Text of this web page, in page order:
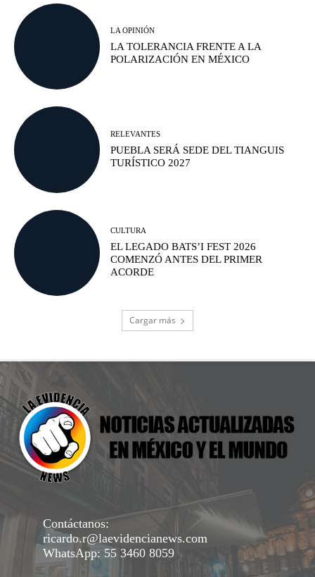
LA OPINIÓN
LA TOLERANCIA FRENTE A LA
POLARIZACIÓN EN MÉXICO
RELEVANTES
PUEBLA SERÁ SEDE DEL TIANGUIS
TURÍSTICO 2027
CULTURA
EL LEGADO BATS’I FEST 2026
COMENZÓ ANTES DEL PRIMER
ACORDE
Cargar más
Contáctanos:
ricardo.r@laevidencianews.com
WhatsApp: 55 3460 8059